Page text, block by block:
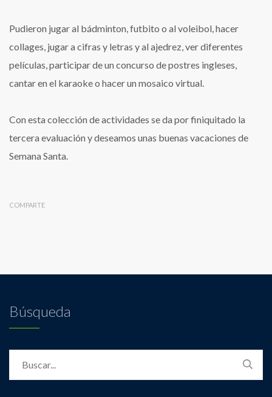
Pudieron jugar al bádminton, futbito o al voleibol, hacer
collages, jugar a cifras y letras y al ajedrez, ver diferentes
películas, participar de un concurso de postres ingleses,
cantar en el karaoke o hacer un mosaico virtual.
Con esta colección de actividades se da por finiquitado la
tercera evaluación y deseamos unas buenas vacaciones de
Semana Santa.
COMPARTE
Búsqueda